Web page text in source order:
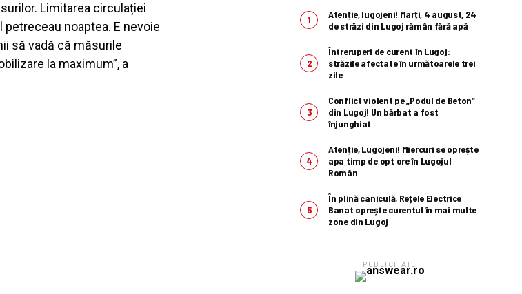
Limitarea circulației
noaptea. E nevoie
să vadă că măsurile
la maximum”, a
Atenție, lugojeni! Marți, 4 august, 24
de străzi din Lugoj rămân fără apă
Întreruperi de curent în Lugoj:
străzile afectate în următoarele trei
zile
Conflict violent pe „Podul de Beton”
din Lugoj! Un bărbat a fost
înjunghiat
Atenție, Lugojeni! Miercuri se oprește
apa timp de opt ore în Lugojul
Român
În plină caniculă, Rețele Electrice
Banat oprește curentul în mai multe
zone din Lugoj
PUBLICITATE